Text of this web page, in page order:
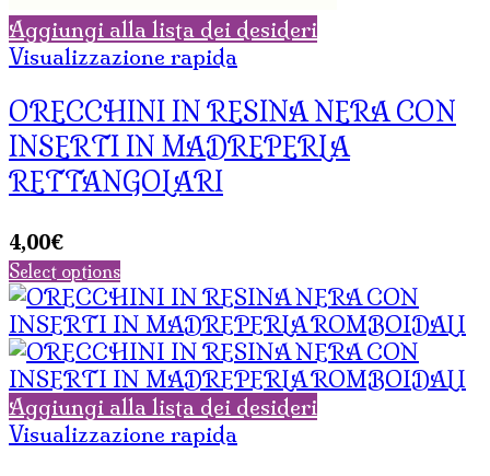
Aggiungi alla lista dei desideri
Visualizzazione rapida
ORECCHINI IN RESINA NERA CON
INSERTI IN MADREPERLA
RETTANGOLARI
4,00€
Select options
Aggiungi alla lista dei desideri
Visualizzazione rapida